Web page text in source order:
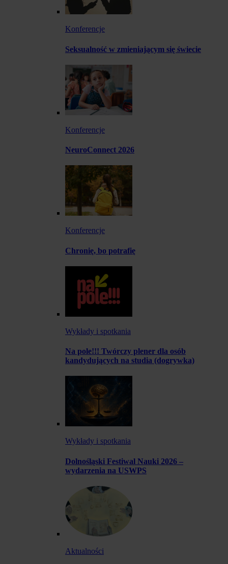
Konferencje
Seksualność w zmieniającym się świecie
Konferencje
NeuroConnect 2026
Konferencje
Chronię, bo potrafię
Wykłady i spotkania
Na pole!!! Twórczy plener dla osób
kandydujących na studia (dogrywka)
Wykłady i spotkania
Dolnośląski Festiwal Nauki 2026 –
wydarzenia na USWPS
Aktualności